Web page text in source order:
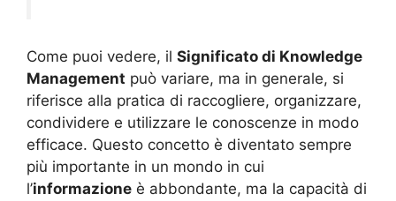
Come puoi vedere, il Significato di Knowledge
Management può variare, ma in generale, si
riferisce alla pratica di raccogliere, organizzare,
condividere e utilizzare le conoscenze in modo
efficace. Questo concetto è diventato sempre
più importante in un mondo in cui
l’informazione è abbondante, ma la capacità di